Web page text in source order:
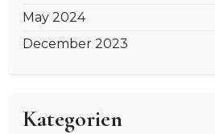
May 2024
December 2023
Kategorien